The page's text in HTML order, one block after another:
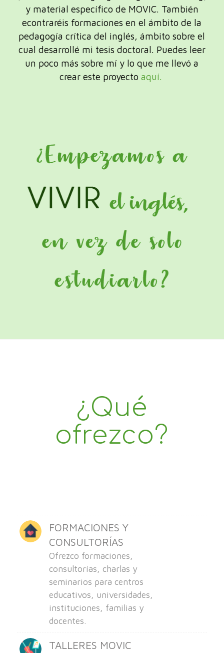
y material específico de MOVIC. También
econtraréis formaciones en el ámbito de la
pedagogía crítica del inglés, ámbito sobre el
cual desarrollé mi tesis doctoral. Puedes leer
un poco más sobre mí y lo que me llevó a
crear este proyecto aquí.
¿Qué
ofrezco?
FORMACIONES Y
CONSULTORÍAS
Ofrezco formaciones,
consultorías, charlas y
seminarios para centros
educativos, universidades,
instituciones, familias y
docentes.
TALLERES MOVIC